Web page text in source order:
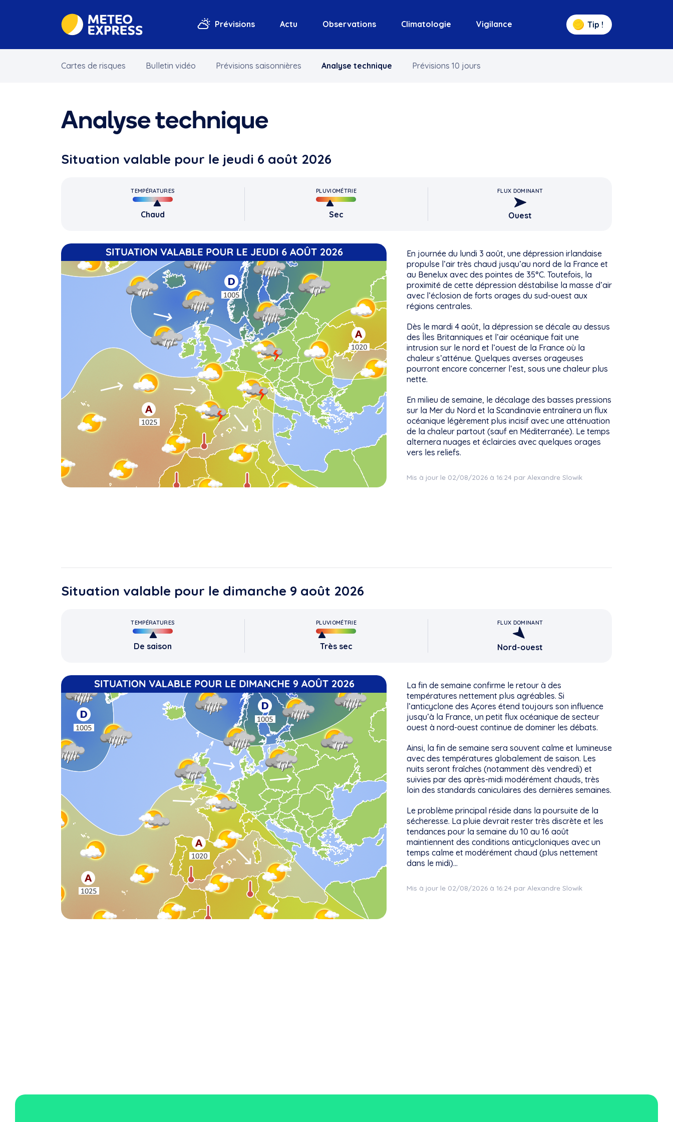
Prévisions Actu Observations Climatologie Vigilance Tip !
Cartes de risques Bulletin vidéo Prévisions saisonnières Analyse technique Prévisions 10 jours
Analyse technique
Situation valable pour le jeudi 6 août 2026
TEMPÉRATURES
Chaud
PLUVIOMÉTRIE
Sec
FLUX DOMINANT
Ouest
En journée du lundi 3 août, une dépression irlandaise
propulse l’air très chaud jusqu’au nord de la France et
au Benelux avec des pointes de 35°C. Toutefois, la
proximité de cette dépression déstabilise la masse d’air
avec l’éclosion de forts orages du sud-ouest aux
régions centrales.
Dès le mardi 4 août, la dépression se décale au dessus
des Îles Britanniques et l’air océanique fait une
intrusion sur le nord et l’ouest de la France où la
chaleur s’atténue. Quelques averses orageuses
pourront encore concerner l’est, sous une chaleur plus
nette.
En milieu de semaine, le décalage des basses pressions
sur la Mer du Nord et la Scandinavie entraînera un flux
océanique légèrement plus incisif avec une atténuation
de la chaleur partout (sauf en Méditerranée). Le temps
alternera nuages et éclaircies avec quelques orages
vers les reliefs.
Mis à jour le 02/08/2026 à 16:24 par Alexandre Slowik
Situation valable pour le dimanche 9 août 2026
TEMPÉRATURES
De saison
PLUVIOMÉTRIE
Très sec
FLUX DOMINANT
Nord-ouest
La fin de semaine confirme le retour à des
températures nettement plus agréables. Si
l’anticyclone des Açores étend toujours son influence
jusqu’à la France, un petit flux océanique de secteur
ouest à nord-ouest continue de dominer les débats.
Ainsi, la fin de semaine sera souvent calme et lumineuse
avec des températures globalement de saison. Les
nuits seront fraîches (notamment dès vendredi) et
suivies par des après-midi modérément chauds, très
loin des standards caniculaires des dernières semaines.
Le problème principal réside dans la poursuite de la
sécheresse. La pluie devrait rester très discrète et les
tendances pour la semaine du 10 au 16 août
maintiennent des conditions anticycloniques avec un
temps calme et modérément chaud (plus nettement
dans le midi)…
Mis à jour le 02/08/2026 à 16:24 par Alexandre Slowik